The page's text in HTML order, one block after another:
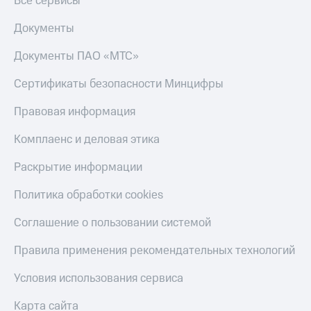
Документы
Документы ПАО «МТС»
Сертификаты безопасности Минцифры
Правовая информация
Комплаенс и деловая этика
Раскрытие информации
Политика обработки cookies
Соглашение о пользовании системой
Правила применения рекомендательных технологий
Условия использования сервиса
Карта сайта